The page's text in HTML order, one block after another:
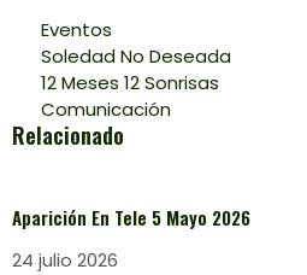
Eventos
Soledad No Deseada
12 Meses 12 Sonrisas
Comunicación
Relacionado
Aparición En Tele 5 Mayo 2026
24 julio 2026